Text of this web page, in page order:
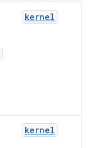
kernel
kernel